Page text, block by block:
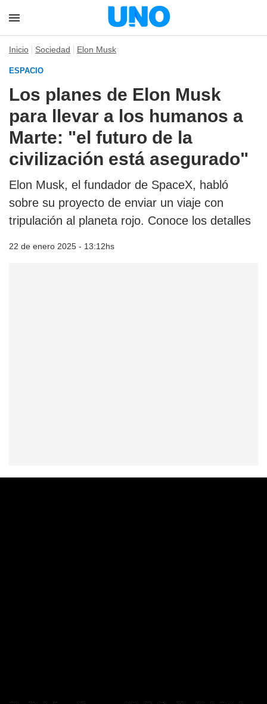
Inicio Sociedad Elon Musk
ESPACIO
Los planes de Elon Musk
para llevar a los humanos a
Marte: "el futuro de la
civilización está asegurado"
Elon Musk, el fundador de SpaceX, habló
sobre su proyecto de enviar un viaje con
tripulación al planeta rojo. Conoce los detalles
22 de enero 2025 - 13:12hs